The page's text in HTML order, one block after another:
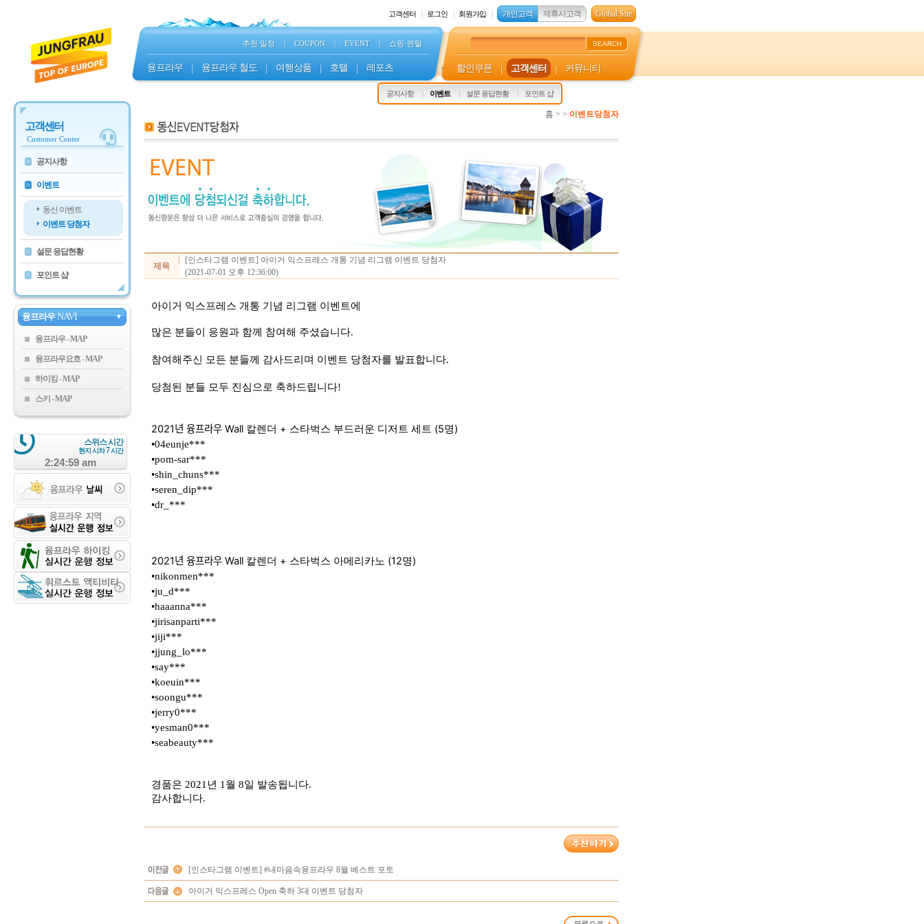
고객센터 로그인 회원가입 개인고객 제휴사고객 Global Site
추천 일정 | COUPON | EVENT | 쇼핑·렌탈
융프라우 융프라우 철도 여행상품 호텔 레포츠 s
SEARCH
할인쿠폰 | 고객센터 | 커뮤니티
공지사항 이벤트 설문 응답현황 포인트 샵
고객센터
Customer Center
> 공지사항
> 이벤트
동신 이벤트
이벤트 당첨자
> 설문 응답현황
> 포인트 샵
융프라우 NAVI ▼
융프라우
융프라우요흐
하이킹
스키
스위스 시간
현지 시차7시간
2:25:00 am
홈 > > 이벤트당첨자
제목
[인스타그램 이벤트] 아이거 익스프레스 개통 기념 리그램 이벤트 당첨자
(2021-07-01 오후 12:36:00)
아이거 익스프레스 개통 기념 리그램 이벤트에
많은 분들이 응원과 함께 참여해 주셨습니다.
참여해주신 모든 분들께 감사드리며 이벤트 당첨자를 발표합니다.
당첨된 분들 모두 진심으로 축하드립니다!
2021년 융프라우 Wall 칼렌더 + 스타벅스 부드러운 디저트 세트 (5명)
•04eunje***
•pom-sar***
•shin_chuns***
•seren_dip***
•dr_***
2021년 융프라우 Wall 칼렌더 + 스타벅스 아메리카노 (12명)
•nikonmen***
•ju_d***
•haaanna***
•jirisanparti***
•jiji***
•jjung_lo***
•say***
•koeuin***
•soongu***
•jerry0***
•yesman0***
•seabeauty***
경품은 2021년 1월 8일 발송됩니다.
감사합니다.
[인스타그램 이벤트] #내마음속융프라우 8월 베스트 포토
아이거 익스프레스 Open 축하 3대 이벤트 당첨자